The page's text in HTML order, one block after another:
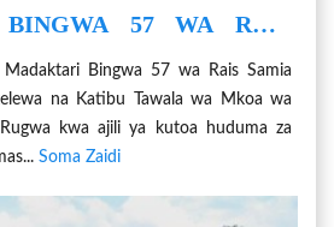
57 WA RAIS
Bingwa 57 wa Rais Samia
na Katibu Tawala wa Mkoa wa
kwa ajili ya kutoa huduma za
Soma Zaidi